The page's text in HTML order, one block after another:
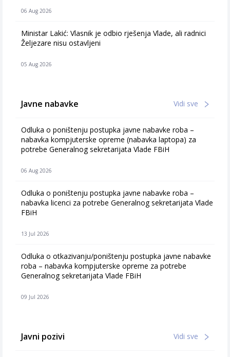
06 Aug 2026
Ministar Lakić: Vlasnik je odbio rješenja Vlade, ali radnici
Željezare nisu ostavljeni
05 Aug 2026
Javne nabavke Vidi sve
Odluka o poništenju postupka javne nabavke roba –
nabavka kompjuterske opreme (nabavka laptopa) za
potrebe Generalnog sekretarijata Vlade FBiH
06 Aug 2026
Odluka o poništenju postupka javne nabavke roba –
nabavka licenci za potrebe Generalnog sekretarijata Vlade
FBiH
13 Jul 2026
Odluka o otkazivanju/poništenju postupka javne nabavke
roba – nabavka kompjuterske opreme za potrebe
Generalnog sekretarijata Vlade FBiH
09 Jul 2026
Javni pozivi Vidi sve